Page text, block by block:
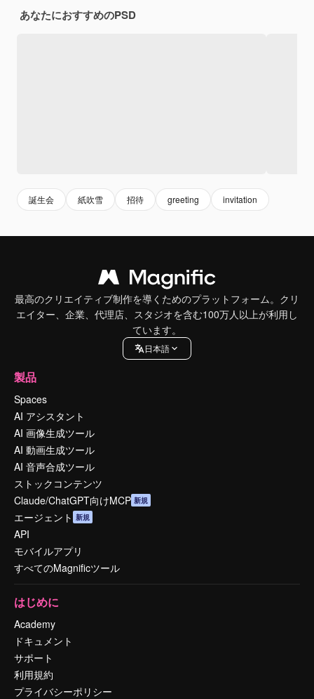
あなたにおすすめのPSD
誕生会 紙吹雪 招待 greeting invitation
最高のクリエイティブ制作を導くためのプラットフォーム。クリ
エイター、企業、代理店、スタジオを含む100万人以上が利用し
ています。
日本語
製品
Spaces
AI アシスタント
AI 画像生成ツール
AI 動画生成ツール
AI 音声合成ツール
ストックコンテンツ
Claude/ChatGPT向けMCP 新規
エージェント 新規
API
モバイルアプリ
すべてのMagnificツール
はじめに
Academy
ドキュメント
サポート
利用規約
プライバシーポリシー